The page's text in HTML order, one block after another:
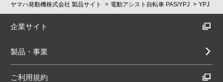
ヤマハ発動機株式会社 製品サイト 電動アシスト自転車 PAS/YPJ YPJ
企業サイト
製品・事業
ご利用規約